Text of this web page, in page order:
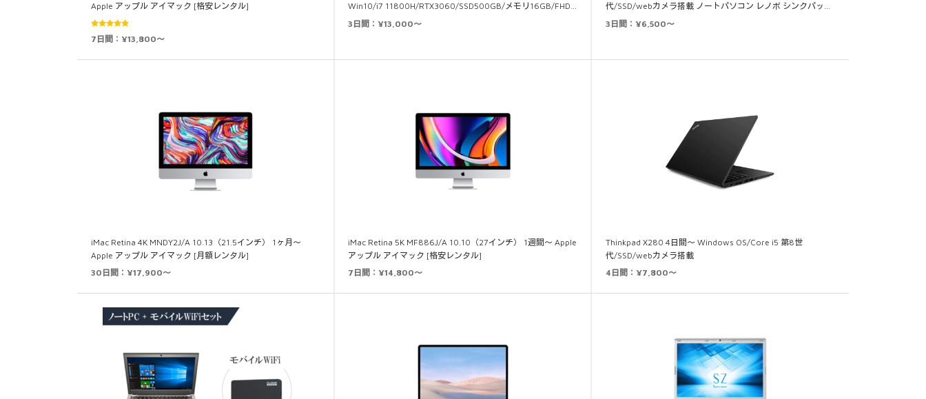
Apple アップル アイマック [格安レンタル]
5段階中
7日間：¥13,800～
Win10/i7 11800H/RTX3060/SSD500GB/メモリ16GB/FHD…
3日間：¥13,000～
代/SSD/webカメラ搭載 ノートパソコン レノボ シンクパッ…
3日間：¥6,500～
iMac Retina 4K MNDY2J/A 10.13（21.5インチ） 1ヶ月～
Apple アップル アイマック [月額レンタル]
30日間：¥17,900～
iMac Retina 5K MF886J/A 10.10（27インチ） 1週間～ Apple
アップル アイマック [格安レンタル]
7日間：¥14,800～
Thinkpad X280 4日間～ Windows OS/Core i5 第8世
代/SSD/webカメラ搭載
4日間：¥7,800～